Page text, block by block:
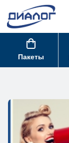
Пакеты